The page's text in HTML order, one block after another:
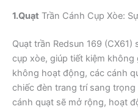
1.Quạt Trần Cánh Cụp Xòe:
Quạt trần Redsun 169
cụp xòe, giúp tiết kiệm
không hoạt động, các cánh
chiếc đèn trang trí sang
cánh quạt sẽ mở rộng, hoạt